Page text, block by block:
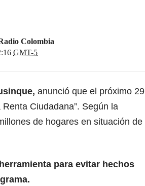
Colombia
GMT-5
anunció que el próximo 29
Renta Ciudadana”. Según la
de hogares en situación de
para evitar hechos
.